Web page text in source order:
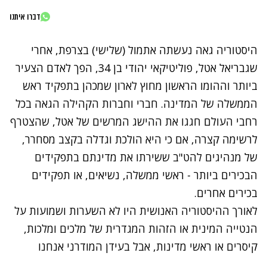
דברו איתנו
היסטוריה גאה נעשתה אתמול (שלישי) בצרפת, אחרי
שגבריאל אטל, פוליטיקאי יהודי בן 34, הפך לאדם הצעיר
ביותר וההומו הראשון מחוץ לארון שמכהן בתפקיד ראש
הממשלה של המדינה. חברי וחברות הקהילה הגאה בכל
רחבי העולם חגגו את ההישג המרשים של אטל, שהצטרף
לרשימה קצרה, אם כי היא הולכת וגדלה בקצב מסחרר,
של מנהיגים להט"ב ששירתו את מדינתם בתפקידים
הבכירים ביותר - ראשי ממשלה, נשיאים, או תפקידים
בכירים אחרים.
לאורך ההיסטוריה האנושית היו לא השערות ושמועות על
הנטייה המינית או הזהות המגדרית של מלכים ומלכות,
קיסרים או ראשי מדינות, אבל בעידן המודרני אנחנו